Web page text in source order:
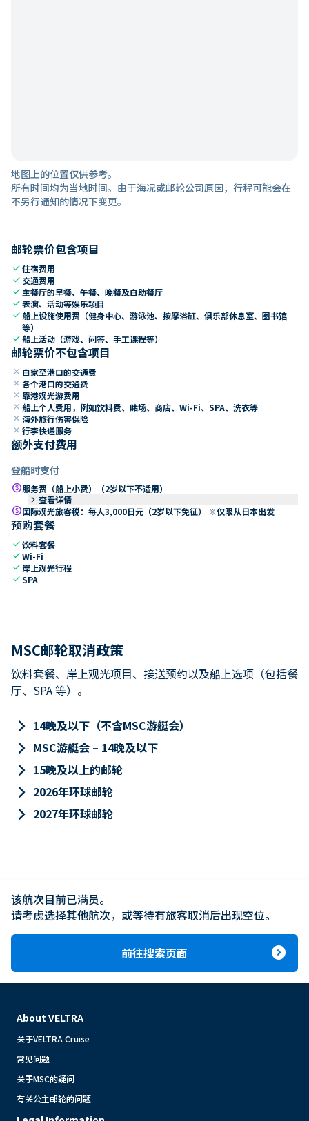
地图上的位置仅供参考。
所有时间均为当地时间。由于海况或邮轮公司原因，行程可能会在
不另行通知的情况下变更。
邮轮票价包含项目
check住宿费用
check 交通费用
check 主餐厅的早餐、午餐、晚餐及自助餐厅
check表演、活动等娱乐项目
check船上设施使用费（健身中心、游泳池、按摩浴缸、俱乐部休息室、图书馆
等）
check船上活动（游戏、问答、手工课程等）
邮轮票价不包含项目
close 自家至港口的交通费
close 各个港口的交通费
close 靠港观光游费用
close 船上个人费用，例如饮料费、赌场、商店、Wi-Fi、SPA、洗衣等
close 海外旅行伤害保险
close 行李快递服务
额外支付费用
登船时支付
paid服务费（船上小费）（2岁以下不适用）
keyboard_arrow_right 查看详情
paid国际观光旅客税：每人3,000日元（2岁以下免征） ※仅限从日本出发
预购套餐
check饮料套餐
checkWi-Fi
check 岸上观光行程
checkSPA
MSC邮轮取消政策
饮料套餐、岸上观光项目、接送预约以及船上选项（包括餐
厅、SPA 等）。
keyboard_arrow_right 14晚及以下（不含MSC游艇会）
keyboard_arrow_right MSC游艇会 – 14晚及以下
keyboard_arrow_right 15晚及以上的邮轮
keyboard_arrow_right 2026年环球邮轮
keyboard_arrow_right 2027年环球邮轮
该航次目前已满员。
请考虑选择其他航次，或等待有旅客取消后出现空位。
前往搜索页面 expand_circle_right
About VELTRA
关于VELTRA Cruise
常见问题
关于MSC的疑问
有关公主邮轮的问题